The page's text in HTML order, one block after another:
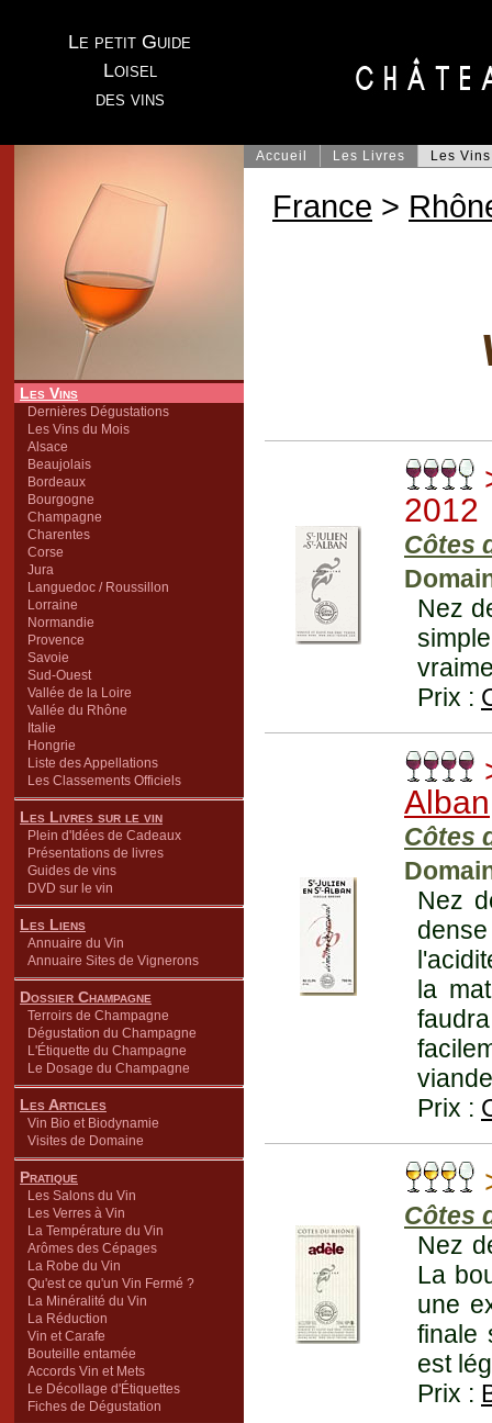
Le petit Guide
Loisel
des vins
Les Vins
Dernières Dégustations
Les Vins du Mois
Alsace
Beaujolais
Bordeaux
Bourgogne
Champagne
Charentes
Corse
Jura
Languedoc / Roussillon
Lorraine
Normandie
Provence
Savoie
Sud-Ouest
Vallée de la Loire
Vallée du Rhône
Italie
Hongrie
Liste des Appellations
Les Classements Officiels
Les Livres sur le vin
Plein d'Idées de Cadeaux
Présentations de livres
Guides de vins
DVD sur le vin
Les Liens
Annuaire du Vin
Annuaire Sites de Vignerons
Dossier Champagne
Terroirs de Champagne
Dégustation du Champagne
L'Étiquette du Champagne
Le Dosage du Champagne
Les Articles
Vin Bio et Biodynamie
Visites de Domaine
Pratique
Les Salons du Vin
Les Verres à Vin
La Température du Vin
Arômes des Cépages
La Robe du Vin
Qu'est ce qu'un Vin Fermé ?
La Minéralité du Vin
La Réduction
Vin et Carafe
Bouteille entamée
Accords Vin et Mets
Le Décollage d'Étiquettes
Fiches de Dégustation
Accueil Les Livres Les Vins
France >
2012
Côtes
Nez
Prix :
Alban
Côtes
Nez
la
Prix :
Côtes
Nez
La
une
finale
est
Prix :